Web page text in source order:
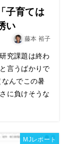
子育ては
い
藤本 裕子
究課題は終わ
言うばかりで
んでこの暑
に負けそうな
MJレポート